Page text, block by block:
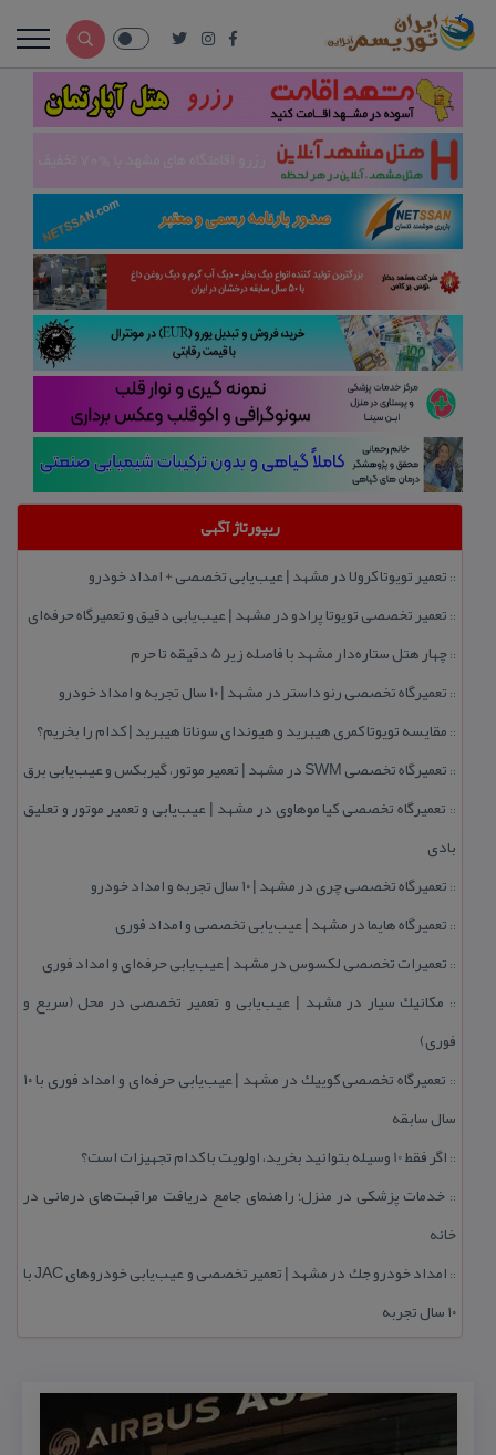
ریپورتاژ آگهی
:: تعمیر تویوتا كرولا در مشهد | عیب‌یابی تخصصی + امداد خودرو
:: تعمیر تخصصی تویوتا پرادو در مشهد | عیب‌یابی دقیق و تعمیرگاه حرفه‌ای
::چهار هتل‌ ستاره‌دار مشهد با فاصله زیر 5 دقیقه تا حرم
:: تعمیرگاه تخصصی رنو داستر در مشهد | ۱۰ سال تجربه و امداد خودرو
:: مقایسه تویوتا كمری هیبرید و هیوندای سوناتا هیبرید | كدام را بخریم؟
:: تعمیرگاه تخصصی SWM در مشهد | تعمیر موتور، گیربكس و عیب‌یابی برق
:: تعمیرگاه تخصصی كیا موهاوی در مشهد | عیب‌یابی و تعمیر موتور و تعلیق
بادی
:: تعمیرگاه تخصصی چری در مشهد | ۱۰ سال تجربه و امداد خودرو
:: تعمیرگاه هایما در مشهد | عیب‌یابی تخصصی و امداد فوری
:: تعمیرات تخصصی لكسوس در مشهد | عیب‌یابی حرفه‌ای و امداد فوری
:: مكانیك سیار در مشهد | عیب‌یابی و تعمیر تخصصی در محل (سریع و
فوری)
::
تعمیرگاه تخصصی كوییك در مشهد | عیب‌یابی حرفه‌ای و امداد فوری با ۱۰
سال سابقه
:: اگر فقط 10 وسیله بتوانید بخرید، اولویت با كدام تجهیزات است؟
:: خدمات پزشكی در منزل؛ راهنمای جامع دریافت مراقبت‌های درمانی در
خانه
::
امداد خودرو جك در مشهد | تعمیر تخصصی و عیب‌یابی خودروهای JAC با
۱۰ سال تجربه